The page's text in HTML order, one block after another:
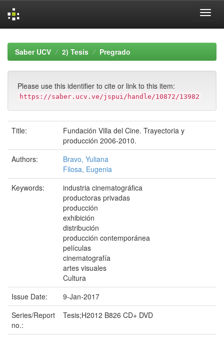
navigationSaber UCV 2) Tesis Pregrado
Please use this identifier to cite or link to this item:
https://saber.ucv.ve/jspui/handle/10872/13982
Title:
Fundación Villa del Cine. Trayectoria y
producción 2006-2010.
Authors:
Bravo, Yuliana
Filosa, Eugenia
Keywords:
industria cinematográfica
productoras privadas
producción
exhibición
distribución
producción contemporánea
películas
cinematografía
artes visuales
Cultura
Issue Date:
9-Jan-2017
Series/Report
no.:
Tesis;H2012 B826 CD+ DVD